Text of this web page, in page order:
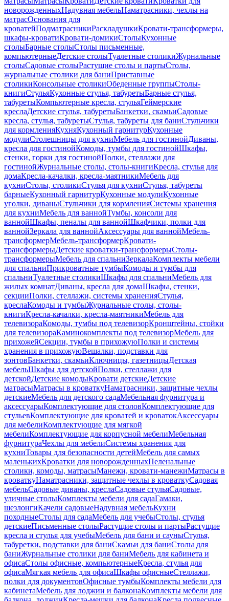
новорожденныхНадувная мебельНаматрасники, чехлы на
матрасОснования для
кроватейПодматрасникиРаскладушкиКровати-трансформеры,
шкафы-кроватиКровати-домикиСтолыКухонные
столыБарные столыСтолы письменные,
компьютерныеДетские столыТуалетные столикиЖурнальные
столыСадовые столыРастущие столы и партыСтолы,
журнальные столики для баниПриставные
столикиКонсольные столикиОбеденные группыСтолы-
книгиСтульяКухонные стулья, табуретыБарные стулья,
табуретыКомпьютерные кресла, стульяГеймерские
креслаДетские стулья, табуретыБанкетки, скамьиСадовые
кресла, стулья, табуретыСтулья, табуреты для баниСтульчики
для кормленияКухняКухонный гарнитурКухонные
модулиСтолешницы для кухниМебель для гостинойДиваны,
кресла для гостинойКомоды, тумбы для гостинойШкафы,
стенки, горки для гостинойПолки, стеллажи для
гостинойЖурнальные столы, столы-книгиКресла, стулья для
домаКресла-качалки, кресла-маятникиМебель для
кухниСтолы, столикиСтулья для кухниСтулья, табуреты
барныеКухонный гарнитурКухонные модулиКухонные
уголки, диваныСтульчики для кормленияСистемы хранения
для кухниМебель для ваннойТумбы, консоли для
ваннойШкафы, пеналы для ваннойШкафчики, полки для
ваннойЗеркала для ваннойАксессуары для ваннойМебель-
трансформерМебель-трансформерКровати-
трансформерыДетские кроватки-трансформерыСтолы-
трансформерыМебель для спальниЗеркалаКомплекты мебели
для спальниПрикроватные тумбыКомоды и тумбы для
спальниТуалетные столикиШкафы для спальниМебель для
жилых комнатДиваны, кресла для домаШкафы, стенки,
секцииПолки, стеллажи, системы храненияСтулья,
креслаКомоды и тумбыЖурнальные столы, столы-
книгиКресла-качалки, кресла-маятникиМебель для
телевизораКомоды, тумбы под телевизорКронштейны, стойки
для телевизораКаминокомплекты под телевизорМебель для
прихожейСекции, тумбы в прихожуюПолки и системы
хранения в прихожуюВешалки, подставки для
зонтовБанкетки, скамьиКлючницы, газетницыДетская
мебельШкафы для детскойПолки, стеллажи для
детскойДетские комодыКровати детскиеДетские
матрасыМатрасы в кроваткуНаматрасники, защитные чехлы
детскиеМебель для детского садаМебельная фурнитура и
аксессуарыКомплектующие для столовКомплектующие для
стульевКомплектующие для кроватей и кроватокАксессуары
для мебелиКомплектующие для мягкой
мебелиКомплектующие для корпусной мебелиМебельная
фурнитураЧехлы для мебелиСистемы хранения для
кухниТовары для безопасности детейМебель для самых
маленькихКроватки для новорожденныхПеленальные
столики, комоды, матрасыМанежи, кровати-манежиМатрасы в
кроваткуНаматрасники, защитные чехлы в кроваткуСадовая
мебельСадовые диваны, креслаСадовые стульяСадовые,
уличные столыКомплекты мебели для садаГамаки,
шезлонгиКачели садовыеНадувная мебельКухни
походныеСтолы для садаМебель для учебыСтолы, стулья
детскиеПисьменные столыРастущие столы и партыРастущие
кресла и стулья для учебыМебель для бани и сауныСтулья,
табуретки, подставки для баниСкамьи для баниСтолы для
баниЖурнальные столики для баниМебель для кабинета и
офисаСтолы офисные, компьютерныеКресла, стулья для
офисаМягкая мебель для офисаШкафы офисныеСтеллажи,
полки для документовОфисные тумбыКомплекты мебели для
кабинетаМебель для лоджии и балконаКомплекты мебели для